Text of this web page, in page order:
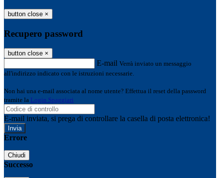
button close ×
Recupero password
button close ×
E-mail Verrà inviato un messaggio
all'indirizzo indicato con le istruzioni necessarie.
Non hai una e-mail associata al nome utente? Effettua il reset della password
tramite la Login Spaggiari
E-mail inviata, si prega di controllare la casella di posta elettronica!
Errore
Chiudi
Successo